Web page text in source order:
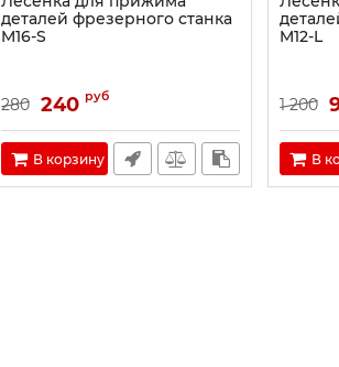
деталей фрезерного станка
M16-S
280 240 руб
В корзину
M12-L
1 200
В